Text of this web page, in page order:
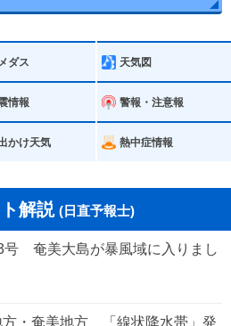
ダス 天気図
情報 警報・注意報
かけ天気 熱中症情報
解説 (日直予報士)
号 奄美大島が暴風域に入りまし
方・奄美地方 「線状降水帯」発